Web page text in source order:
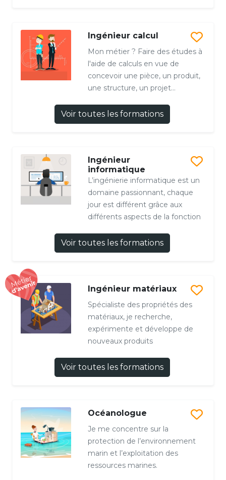
Ingénieur calcul
Mon métier ? Faire des études à
l'aide de calculs en vue de
concevoir une pièce, un produit,
une structure, un projet...
Voir toutes les formations
Ingénieur
informatique
L’ingénierie informatique est un
domaine passionnant, chaque
jour est différent grâce aux
différents aspects de la fonction
Voir toutes les formations
Ingénieur matériaux
Spécialiste des propriétés des
matériaux, je recherche,
expérimente et développe de
nouveaux produits
Voir toutes les formations
Océanologue
Je me concentre sur la
protection de l’environnement
marin et l’exploitation des
ressources marines.